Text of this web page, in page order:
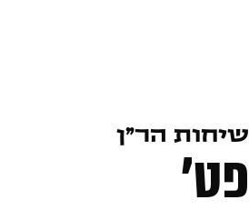
שיחות הר״ן
פט׳